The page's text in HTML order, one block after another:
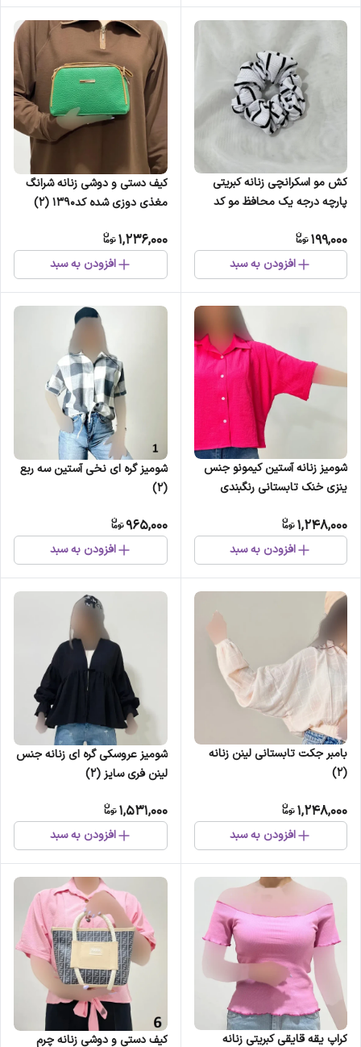
کش مو اسکرانچی زنانه کبریتی
پارچه درجه یک محافظ مو کد
199,000
افزودن به سبد
کیف دستی و دوشی زنانه شرانگ
مغذی دوزی شده کد1390 (2)
1,236,000
افزودن به سبد
شومیز زنانه آستین کیمونو جنس
ینزی خنک تابستانی رنگبندی
1,248,000
افزودن به سبد
شومیز گره ای نخی آستین سه ربع
(2)
965,000
افزودن به سبد
بامبر جکت تابستانی لینن زنانه
(2)
1,248,000
افزودن به سبد
شومیز عروسکی گره ای زنانه جنس
لینن فری سایز (2)
1,531,000
افزودن به سبد
کراپ یقه قایقی کبریتی زنانه کیف دستی و دوشی زنانه چرم